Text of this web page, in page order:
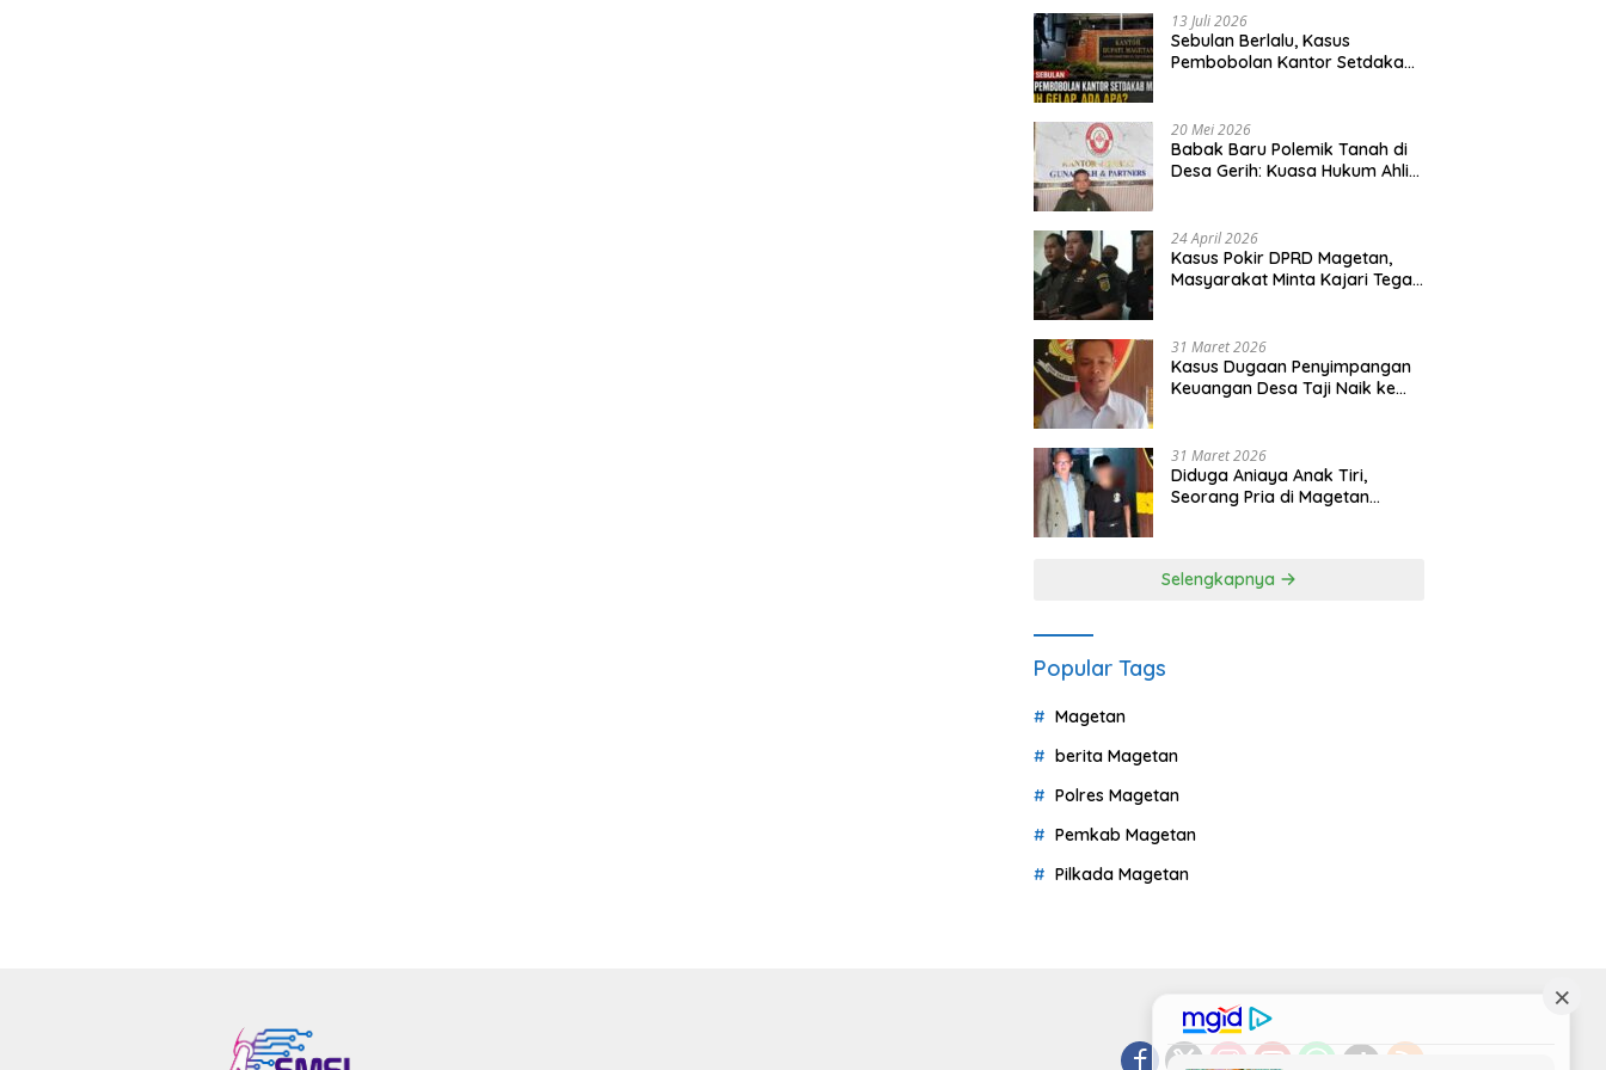
13 Juli 2026
Sebulan Berlalu, Kasus
Pembobolan Kantor Setdakab
20 Mei 2026
Babak Baru Polemik Tanah di
Desa Gerih: Kuasa Hukum Ahli
24 April 2026
Kasus Pokir DPRD Magetan,
Masyarakat Minta Kajari Tegak
31 Maret 2026
Kasus Dugaan Penyimpangan
Keuangan Desa Taji Naik ke
31 Maret 2026
Diduga Aniaya Anak Tiri,
Seorang Pria di Magetan
Selengkapnya
Popular Tags
Magetan
berita Magetan
Polres Magetan
Pemkab Magetan
Pilkada Magetan